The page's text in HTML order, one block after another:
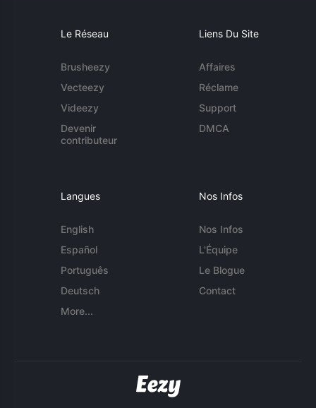
Le Réseau
Brusheezy
Vecteezy
Videezy
Devenir
contributeur
Liens Du Site
Affaires
Réclame
Support
DMCA
Langues
English
Español
Português
Deutsch
More...
Nos Infos
Nos Infos
L'Équipe
Le Blogue
Contact